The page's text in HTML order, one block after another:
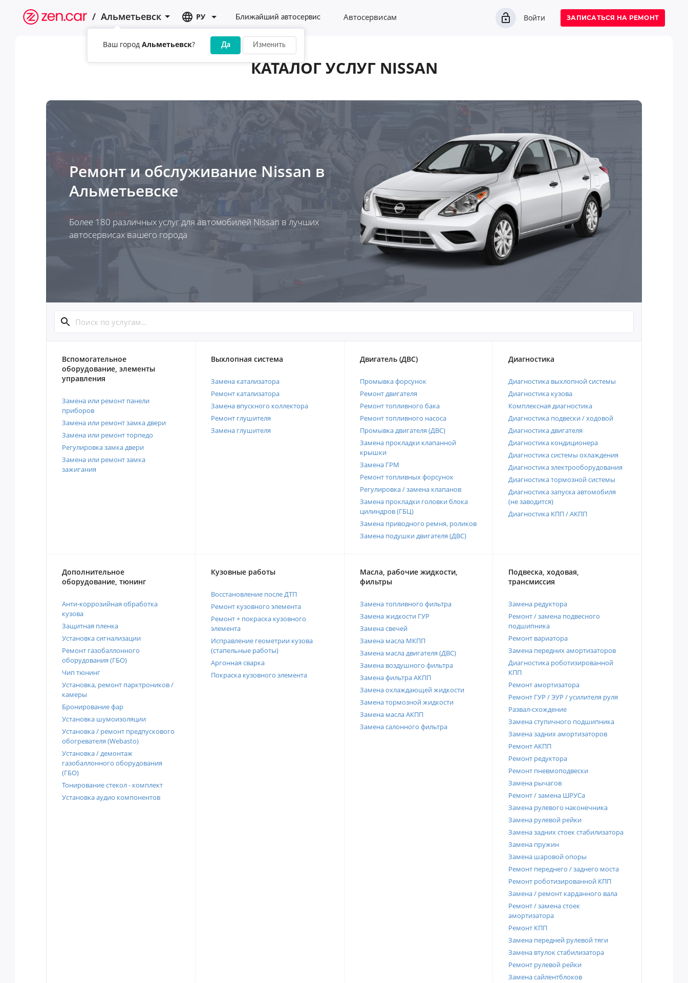
/ Альметьевск
Ваш город Альметьевск? Да Изменить
РУ Ближайший автосервис Автосервисам Войти ЗАПИСАТЬСЯ НА РЕМОНТ
КАТАЛОГ УСЛУГ NISSAN
Ремонт и обслуживание Nissan в
Альметьевске
Более 180 различных услуг для автомобилей Nissan в лучших
автосервисах вашего города
Вспомогательное
оборудование, элементы
управления
Замена или ремонт панели
приборов
Замена или ремонт замка двери
Замена или ремонт торпедо
Регулировка замка двери
Замена или ремонт замка
зажигания
Выхлопная система
Замена катализатора
Ремонт катализатора
Замена впускного коллектора
Ремонт глушителя
Замена глушителя
Двигатель (ДВС)
Промывка форсунок
Ремонт двигателя
Ремонт топливного бака
Ремонт топливного насоса
Промывка двигателя (ДВС)
Замена прокладки клапанной
крышки
Замена ГРМ
Ремонт топливных форсунок
Регулировка / замена клапанов
Замена прокладки головки блока
цилиндров (ГБЦ)
Замена приводного ремня, роликов
Замена подушки двигателя (ДВС)
Диагностика
Диагностика выхлопной системы
Диагностика кузова
Комплексная диагностика
Диагностика подвески / ходовой
Диагностика двигателя
Диагностика кондиционера
Диагностика системы охлаждения
Диагностика электрооборудования
Диагностика тормозной системы
Диагностика запуска автомобиля
(не заводится)
Диагностика КПП / АКПП
Дополнительное
оборудование, тюнинг
Анти-коррозийная обработка
кузова
Защитная пленка
Установка сигнализации
Ремонт газобаллонного
оборудования (ГБО)
Чип тюнинг
Установка, ремонт парктроников /
камеры
Бронирование фар
Установка шумоизоляции
Установка / ремонт предпускового
обогревателя (Webasto)
Установка / демонтаж
газобаллонного оборудования
(ГБО)
Тонирование стекол - комплект
Установка аудио компонентов
Кузовные работы
Восстановление после ДТП
Ремонт кузовного элемента
Ремонт + покраска кузовного
элемента
Исправление геометрии кузова
(стапельные работы)
Аргонная сварка
Покраска кузовного элемента
Масла, рабочие жидкости,
фильтры
Замена топливного фильтра
Замена жидкости ГУР
Замена свечей
Замена масла МКПП
Замена масла двигателя (ДВС)
Замена воздушного фильтра
Замена фильтра АКПП
Замена охлаждающей жидкости
Замена тормозной жидкости
Замена масла АКПП
Замена салонного фильтра
Подвеска, ходовая,
трансмиссия
Замена редуктора
Ремонт / замена подвесного
подшипника
Ремонт вариатора
Замена передних амортизаторов
Диагностика роботизированной
КПП
Ремонт амортизатора
Ремонт ГУР / ЭУР / усилителя руля
Развал-схождение
Замена ступичного подшипника
Замена задних амортизаторов
Ремонт АКПП
Ремонт редуктора
Ремонт пневмоподвески
Замена рычагов
Ремонт / замена ШРУСа
Замена рулевого наконечника
Замена рулевой рейки
Замена задних стоек стабилизатора
Замена пружин
Замена шаровой опоры
Ремонт переднего / заднего моста
Ремонт роботизированной КПП
Замена / ремонт карданного вала
Ремонт / замена стоек
амортизатора
Ремонт КПП
Замена передней рулевой тяги
Замена втулок стабилизатора
Ремонт рулевой рейки
Замена сайлентблоков